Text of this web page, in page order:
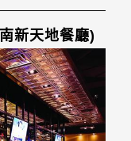
新天地餐廳)